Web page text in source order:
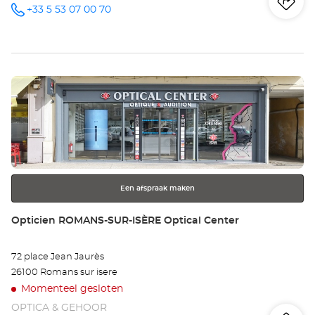
telefoonnummer
+33 5 53 07 00 70
Druk
op
de
ENTER
toets
voor
meer
Een afspraak maken
Winkel:
Opticien ROMANS-SUR-ISÈRE Optical Center
72 place Jean Jaurès
26100 Romans sur isere
Momenteel gesloten
OPTICA & GEHOOR